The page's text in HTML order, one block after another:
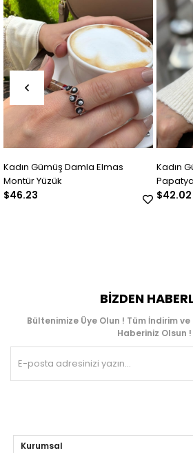
Kadın Gümüş Elmas Montür
Papatya Yüzük
BIZDEN
Bültenimize Üye Olun ! Tüm İndirim
Haberiniz Olsun !
Kurumsal